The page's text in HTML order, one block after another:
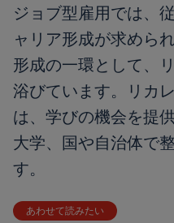
ジョブ型雇用では、
ャリア形成が求めら
形成の一環として、
浴びています。リカ
は、学びの機会を提
大学、国や自治体で
す。
あわせて読みたい